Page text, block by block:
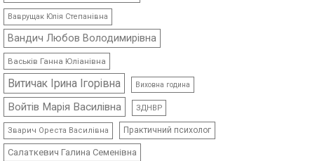
Ваврущак Юлія Степанівна
Вандич Любов Володимирівна
Васьків Ганна Юліанівна
Витичак Ірина Ігорівна Виховна година
Войтів Марія Василівна ЗДНВР
Зварич Ореста Василівна Практичний психолог
Салаткевич Галина Семенівна